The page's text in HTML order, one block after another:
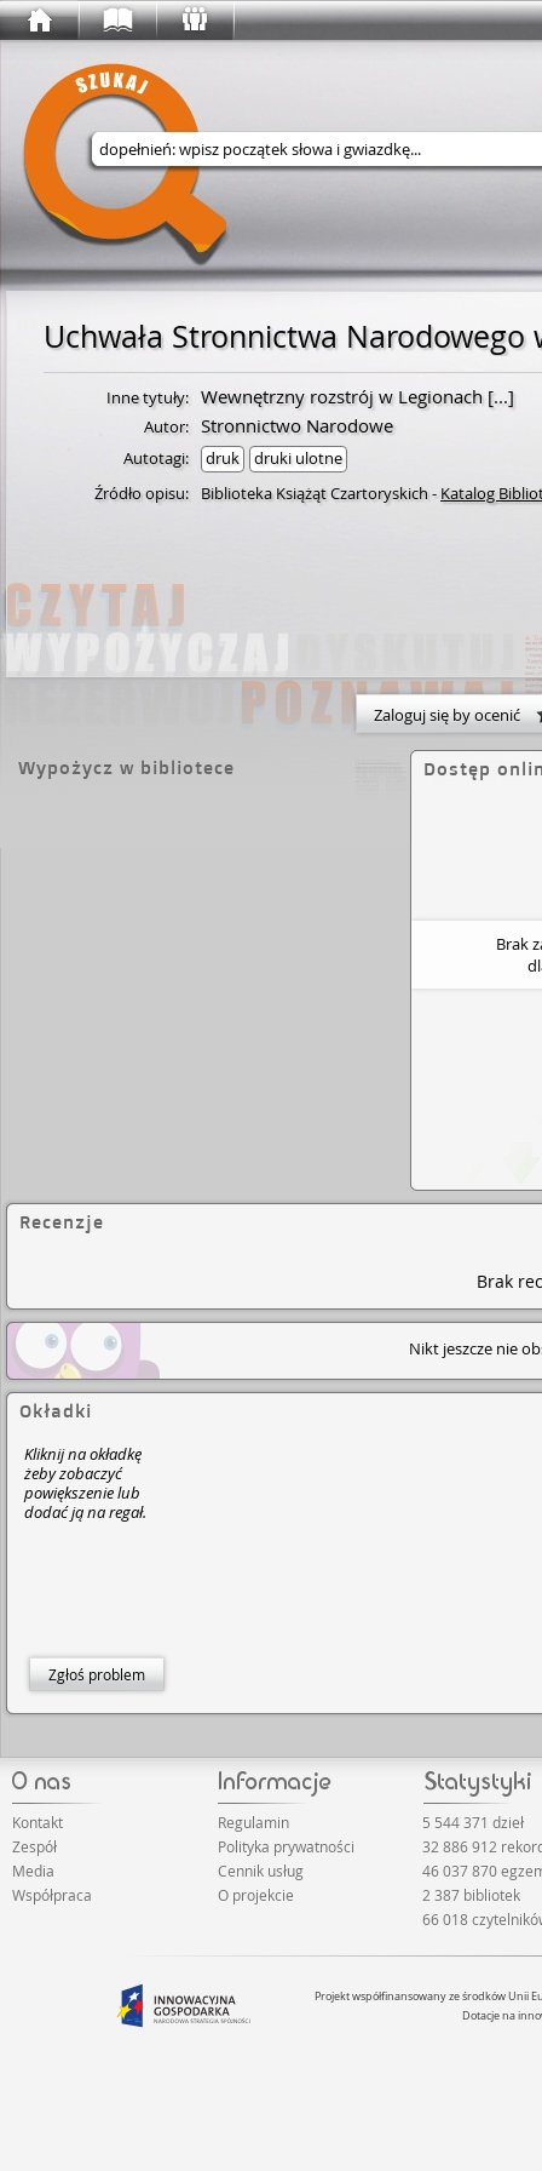
Wyszukaj w serwisie
Uchwała Stronnictwa
Inne tytuły: Wewnętrzny rozstrój w Legionach [...]
Autor: Stronnictwo Narodowe
Autotagi: druk
druki ulotne
Źródło opisu:
Biblioteka Książąt Czartoryskich - Katalog
Zaloguj się by ocenić
Wypożycz w bibliotece Dostęp
Brak
Recenzje
Brak
Nikt jeszcze nie
Okładki
Kliknij na okładkę
żeby zobaczyć
powiększenie lub
dodać ją na regał.
Zgłoś problem
Kontakt
Zespół
Media
Współpraca
Regulamin
Polityka prywatności
Cennik usług
O projekcie
5 544 371 dzieł
32 886 912
46 037 870
2 387 bibliotek
66 018
Projekt współfinansowany ze środków Unii
Dotacje na